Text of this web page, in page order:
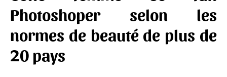
Photoshoper selon les
normes de beauté de plus de
20 pays